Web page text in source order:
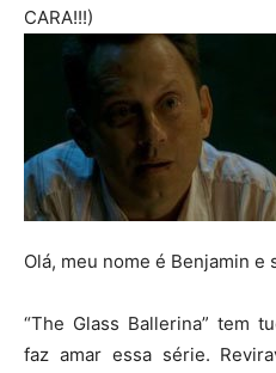
CARA!!!)
Olá, meu nome é Benjamin e
“The Glass Ballerina” tem
faz amar essa série.